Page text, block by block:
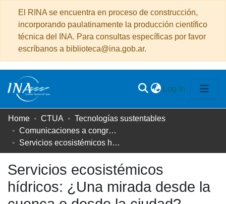
El RINA se encuentra en proceso de construcción,
incorporando paulatinamente la producción científico
técnica del INA. Para consultas específicas por favor
escríbanos a biblioteca@ina.gob.ar.
Log In (current)
Communities
&
Collections
All of DSpace
Statistics
Home CTUA
Tecnologías sustentables
Comunicaciones a congresos
Servicios ecosistémicos hídricos: ¿Una mirada desde la cuenca o desde la ciudad?
Servicios ecosistémicos
hídricos: ¿Una mirada desde la